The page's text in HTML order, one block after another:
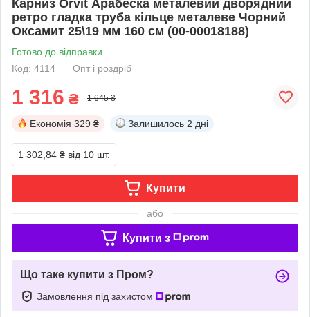
Карниз Orvit Арабеска металевий дворядний
ретро гладка труба кільце металеве Чорний
Оксамит 25\19 мм 160 см (00-00018188)
Готово до відправки
Код: 4114
Опт і роздріб
1 316 ₴ 1 645 ₴
Економія 329 ₴ Залишилось 2 дні
1 302,84 ₴ від 10 шт.
Купити
або
Купити з
Що таке купити з Пром?
Замовлення під захистом